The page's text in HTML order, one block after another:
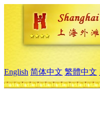
English 简体中文 繁體中文